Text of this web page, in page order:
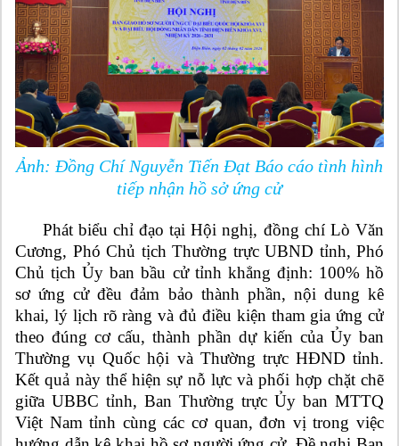
Ảnh: Đồng Chí Nguyễn Tiến Đạt Báo cáo tình hình
tiếp nhận hồ sở ứng cử
Phát biểu chỉ đạo tại Hội nghị, đồng chí Lò Văn
Cương, Phó Chủ tịch Thường trực UBND tỉnh, Phó
Chủ tịch Ủy ban bầu cử tỉnh khẳng định: 100% hồ
sơ ứng cử đều đảm bảo thành phần, nội dung kê
khai, lý lịch rõ ràng và đủ điều kiện tham gia ứng cử
theo đúng cơ cấu, thành phần dự kiến của Ủy ban
Thường vụ Quốc hội và Thường trực HĐND tỉnh.
Kết quả này thể hiện sự nỗ lực và phối hợp chặt chẽ
giữa UBBC tỉnh, Ban Thường trực Ủy ban MTTQ
Việt Nam tỉnh cùng các cơ quan, đơn vị trong việc